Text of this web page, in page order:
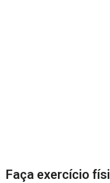
Faça exercício